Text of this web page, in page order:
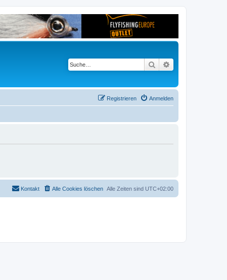
Suche
Anmelden
Registrieren
Alle Zeiten sind UTC+02:00
Alle Cookies löschen
Kontakt